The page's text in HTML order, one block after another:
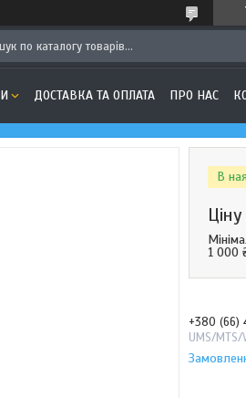
ДОСТАВКА ТА ОПЛАТА ПРО НАС
В
1 000
+380 (66)
UMS/MTS/